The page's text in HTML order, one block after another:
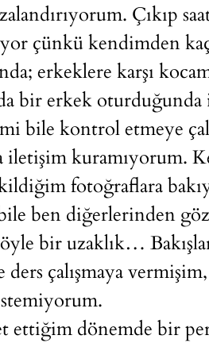
Çıkıp
çünkü kendimden
erkeklere karşı
bir erkek
bile kontrol etmeye
iletişim kuramıyorum.
fotoğraflara
ben diğerlerinden
bir uzaklık…
çalışmaya
ettiğim dönemde bir